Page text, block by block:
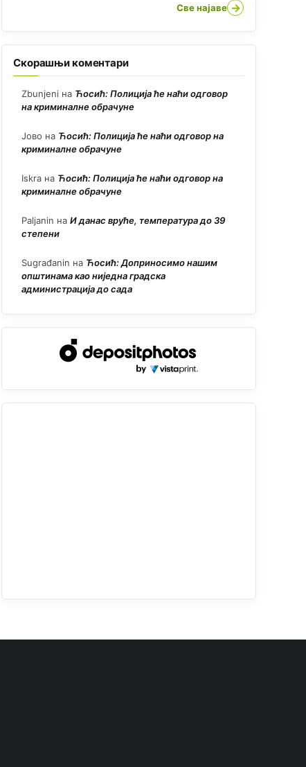
Све најаве →
Скорашњи коментари
Zbunjeni на Ћосић: Полиција ће наћи одговор
на криминалне обрачуне
Јово на Ћосић: Полиција ће наћи одговор на
криминалне обрачуне
Iskra на Ћосић: Полиција ће наћи одговор на
криминалне обрачуне
Paljanin на И данас вруће, температура до 39
степени
Sugrađanin на Ћосић: Доприносимо нашим
општинама као ниједна градска
администрација до сада